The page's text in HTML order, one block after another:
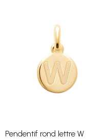
Pendentif rond lettre W